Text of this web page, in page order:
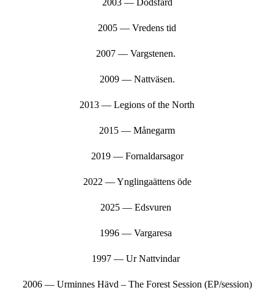
2005 — Vredens tid
2007 — Vargstenen.
2009 — Nattväsen.
2013 — Legions of the North
2015 — Månegarm
2019 — Fornaldarsagor
2022 — Ynglingaättens öde
2025 — Edsvuren
1996 — Vargaresa
1997 — Ur Nattvindar
2006 — Urminnes Hävd – The Forest Session (EP/session)